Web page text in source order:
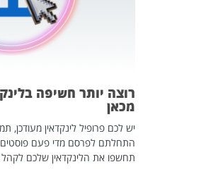
רוצה יותר חשיפה
מכאן
יש לכם פרופיל לינקדאין מעודכן,
התחלתם לפרסם מדי פעם
תחשפו את הלינקדאין שלכם